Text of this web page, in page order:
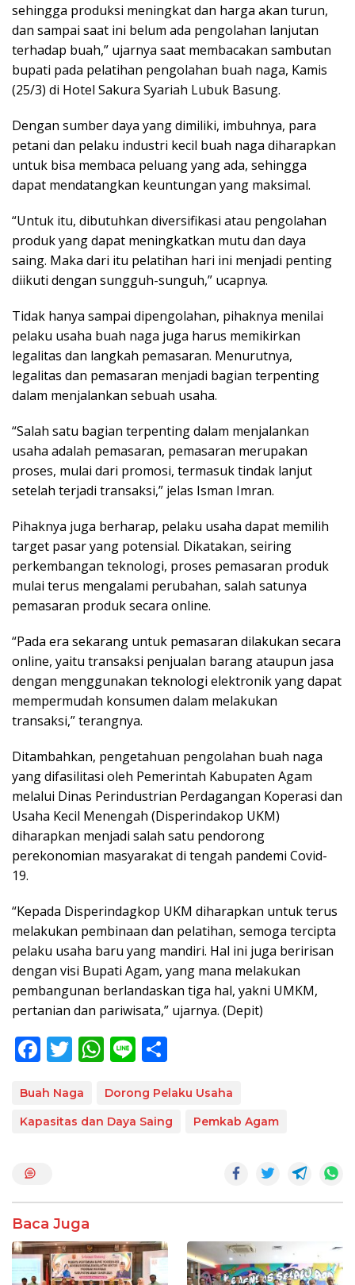
sehingga produksi meningkat dan harga akan turun,
dan sampai saat ini belum ada pengolahan lanjutan
terhadap buah,” ujarnya saat membacakan sambutan
bupati pada pelatihan pengolahan buah naga, Kamis
(25/3) di Hotel Sakura Syariah Lubuk Basung.
Dengan sumber daya yang dimiliki, imbuhnya, para
petani dan pelaku industri kecil buah naga diharapkan
untuk bisa membaca peluang yang ada, sehingga
dapat mendatangkan keuntungan yang maksimal.
“Untuk itu, dibutuhkan diversifikasi atau pengolahan
produk yang dapat meningkatkan mutu dan daya
saing. Maka dari itu pelatihan hari ini menjadi penting
diikuti dengan sungguh-sunguh,” ucapnya.
Tidak hanya sampai dipengolahan, pihaknya menilai
pelaku usaha buah naga juga harus memikirkan
legalitas dan langkah pemasaran. Menurutnya,
legalitas dan pemasaran menjadi bagian terpenting
dalam menjalankan sebuah usaha.
“Salah satu bagian terpenting dalam menjalankan
usaha adalah pemasaran, pemasaran merupakan
proses, mulai dari promosi, termasuk tindak lanjut
setelah terjadi transaksi,” jelas Isman Imran.
Pihaknya juga berharap, pelaku usaha dapat memilih
target pasar yang potensial. Dikatakan, seiring
perkembangan teknologi, proses pemasaran produk
mulai terus mengalami perubahan, salah satunya
pemasaran produk secara online.
“Pada era sekarang untuk pemasaran dilakukan secara
online, yaitu transaksi penjualan barang ataupun jasa
dengan menggunakan teknologi elektronik yang dapat
mempermudah konsumen dalam melakukan
transaksi,” terangnya.
Ditambahkan, pengetahuan pengolahan buah naga
yang difasilitasi oleh Pemerintah Kabupaten Agam
melalui Dinas Perindustrian Perdagangan Koperasi dan
Usaha Kecil Menengah (Disperindakop UKM)
diharapkan menjadi salah satu pendorong
perekonomian masyarakat di tengah pandemi Covid-
19.
“Kepada Disperindagkop UKM diharapkan untuk terus
melakukan pembinaan dan pelatihan, semoga tercipta
pelaku usaha baru yang mandiri. Hal ini juga beririsan
dengan visi Bupati Agam, yang mana melakukan
pembangunan berlandaskan tiga hal, yakni UMKM,
pertanian dan pariwisata,” ujarnya. (Depit)
F
e
b
k
T
itt
er
W
at
s
p
Li
e ar
e
Buah Naga
Dorong Pelaku Usaha
Kapasitas dan Daya Saing
Pemkab Agam
Baca Juga